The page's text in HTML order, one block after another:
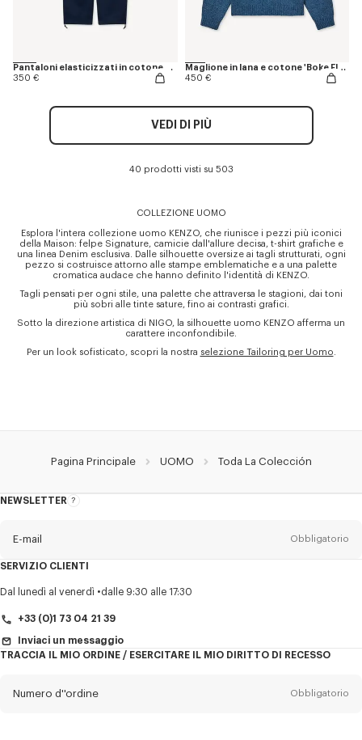
Pantaloni elasticizzati in cotone a spina di pesce
350 €
Maglione in lana e cotone 'Boke Flower'
450 €
VEDI DI PIÙ
40 prodotti visti su 503
COLLEZIONE UOMO
Esplora l'intera collezione uomo KENZO, che riunisce i pezzi più iconici
della Maison: felpe Signature, camicie dall'allure decisa, t-shirt grafiche e
una linea Denim esclusiva. Dalle silhouette oversize ai tagli strutturati, ogni
pezzo si costruisce attorno alle stampe emblematiche e a una palette
cromatica audace che hanno definito l'identità di KENZO.
Tagli pensati per ogni stile, una palette che attraversa le stagioni, dai toni
più sobri alle tinte sature, fino ai contrasti grafici.
Sotto la direzione artistica di NIGO, la silhouette uomo KENZO afferma un
carattere inconfondibile.
Per un look sofisticato, scopri la nostra selezione Tailoring per Uomo
Pagina Principale UOMO Toda La Colección
NEWSLETTER
Informazioni
E-mail Obbligatorio
TitoloObbligatorio
SERVIZIO CLIENTI
Dal lunedì al venerdì dalle 9:30 alle 17:30
+33 (0)1 73 04 21 39
Inviaci un messaggio
TRACCIA IL MIO ORDINE / ESERCITARE IL MIO DIRITTO DI RECESSO
Numero d''ordine Obbligatorio